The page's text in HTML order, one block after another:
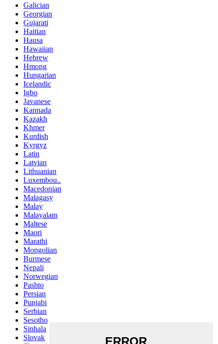
Galician
Georgian
Gujarati
Haitian
Hausa
Hawaiian
Hebrew
Hmong
Hungarian
Icelandic
Igbo
Javanese
Kannada
Kazakh
Khmer
Kurdish
Kyrgyz
Latin
Latvian
Lithuanian
Luxembou..
Macedonian
Malagasy
Malay
Malayalam
Maltese
Maori
Marathi
Mongolian
Burmese
Nepali
Norwegian
Pashto
Persian
Punjabi
Serbian
Sesotho
Sinhala
Slovak